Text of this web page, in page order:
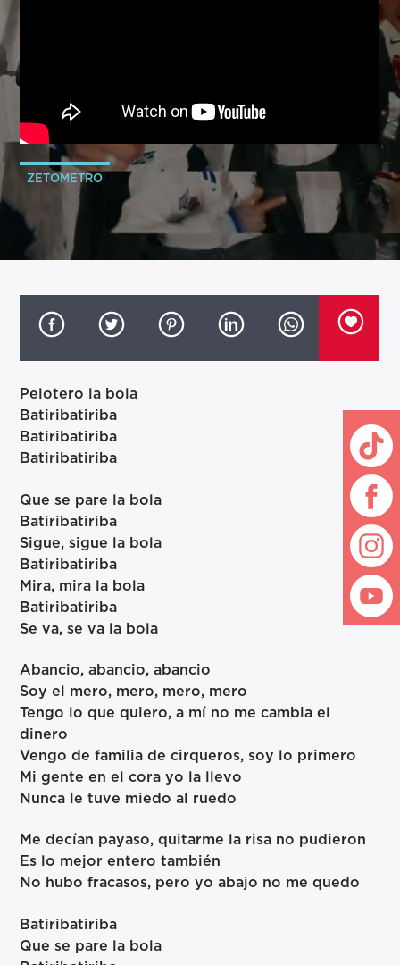
ZETOMETRO
Pelotero la bola
Batiribatiriba
Batiribatiriba
Batiribatiriba
Que se pare la bola
Batiribatiriba
Sigue, sigue la bola
Batiribatiriba
Mira, mira la bola
Batiribatiriba
Se va, se va la bola
Abancio, abancio, abancio
Soy el mero, mero, mero, mero
Tengo lo que quiero, a mí no me cambia el
dinero
Vengo de familia de cirqueros, soy lo primero
Mi gente en el cora yo la llevo
Nunca le tuve miedo al ruedo
Me decían payaso, quitarme la risa no pudieron
Es lo mejor entero también
No hubo fracasos, pero yo abajo no me quedo
Batiribatiriba
Que se pare la bola